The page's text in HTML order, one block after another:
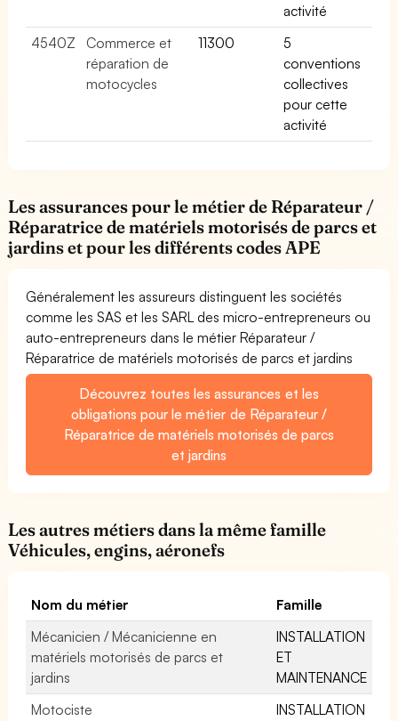
activité
4540Z
Commerce et
réparation de
motocycles
11300
5
conventions
collectives
pour cette
activité
Les assurances pour le métier de Réparateur /
Réparatrice de matériels motorisés de parcs et
jardins et pour les différents codes APE
Généralement les assureurs distinguent les sociétés
comme les SAS et les SARL des micro-entrepreneurs ou
auto-entrepreneurs dans le métier Réparateur /
Réparatrice de matériels motorisés de parcs et jardins
Découvrez toutes les assurances et les
obligations pour le métier de Réparateur /
Réparatrice de matériels motorisés de parcs
et jardins
Les autres métiers dans la même famille
Véhicules, engins, aéronefs
Nom du métier
Famille
Mécanicien / Mécanicienne en
matériels motorisés de parcs et
jardins
INSTALLATION
ET
MAINTENANCE
Motociste
INSTALLATION